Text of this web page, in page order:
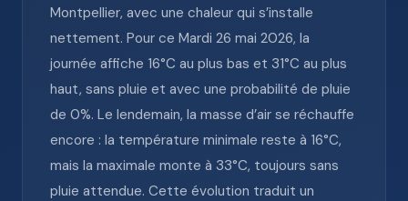
Montpellier, avec une chaleur qui s’installe
nettement. Pour ce Mardi 26 mai 2026, la
journée affiche 16°C au plus bas et 31°C au plus
haut, sans pluie et avec une probabilité de pluie
de 0%. Le lendemain, la masse d’air se réchauffe
encore : la température minimale reste à 16°C,
mais la maximale monte à 33°C, toujours sans
pluie attendue. Cette évolution traduit un